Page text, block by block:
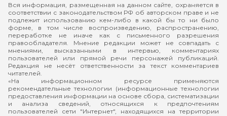
Вся информация, размещенная на данном сайте, охраняется в
соответствии с законодательством РФ об авторском праве и не
подлежит использованию кем-либо в какой бы то ни было
форме, в том числе воспроизведению, распространению,
переработке не иначе как с письменного разрешения
правообладателя. Мнение редакции может не совпадать с
мнениями, высказанными в интервью, комментариях
пользователей или прямой речи персонажей публикаций.
Редакция не несёт ответственности за текст комментариев
читателей.
«На информационном ресурсе применяются
рекомендательные технологии (информационные технологии
предоставления информации на основе сбора, систематизации
и анализа сведений, относящихся к предпочтениям
пользователей сети "Интернет", находящихся на территории